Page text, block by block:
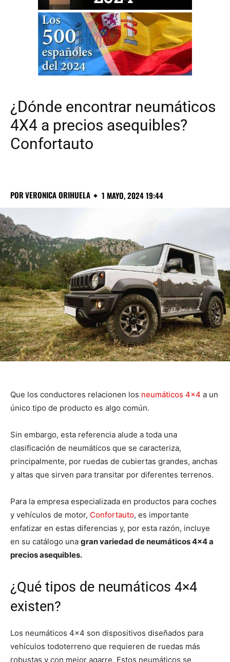
¿Dónde encontrar neumáticos
4X4 a precios asequibles?
Confortauto
PORVERONICA ORIHUELA 1 MAYO, 2024 19:44
Que los conductores relacionen los neumáticos 4×4 a un
único tipo de producto es algo común.
Sin embargo, esta referencia alude a toda una
clasificación de neumáticos que se caracteriza,
principalmente, por ruedas de cubiertas grandes, anchas
y altas que sirven para transitar por diferentes terrenos.
Para la empresa especializada en productos para coches
y vehículos de motor, Confortauto, es importante
enfatizar en estas diferencias y, por esta razón, incluye
en su catálogo una gran variedad de neumáticos 4×4 a
precios asequibles.
¿Qué tipos de neumáticos 4×4
existen?
Los neumáticos 4×4 son dispositivos diseñados para
vehículos todoterreno que requieren de ruedas más
robustas y con mejor agarre. Estos neumáticos se